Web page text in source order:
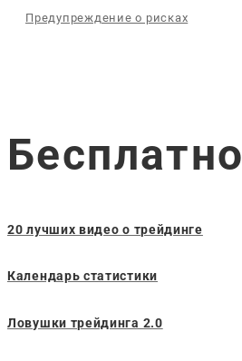
Предупреждение о рисках
Бесплатно
20 лучших видео о трейдинге
Календарь статистики
Ловушки трейдинга 2.0